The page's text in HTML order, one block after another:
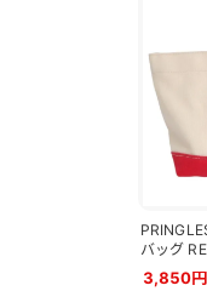
バッグ
3,850円